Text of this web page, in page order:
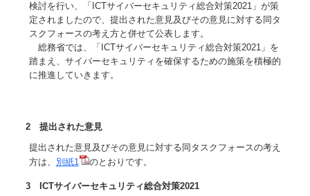
検討を行い、「ICTサイバーセキュリティ総合対策2021」が策
定されましたので、提出された意見及びその意見に対する同タ
スクフォースの考え方と併せて公表します。
総務省では、「ICTサイバーセキュリティ総合対策2021」を
踏まえ、サイバーセキュリティを確保するための施策を積極的
に推進していきます。
2 提出された意見
提出された意見及びその意見に対する同タスクフォースの考え
方は、 別紙1 のとおりです。
3 ICTサイバーセキュリティ総合対策2021